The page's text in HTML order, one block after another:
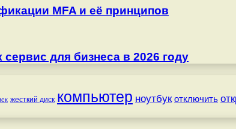
MFA и её принципов
для бизнеса в 2026 году
жесткий диск компьютер ноутбук отключить